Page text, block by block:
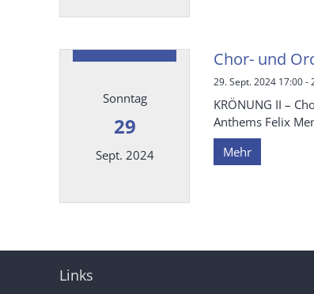
Sonntag
29
Sept. 2024
Chor- und
29. Sept. 2024 17:00 -
KRÖNUNG II –
Anthems Felix
Mehr
Links